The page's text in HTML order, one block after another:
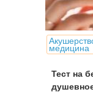
медицина
Тест на